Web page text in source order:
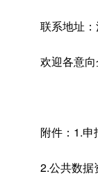
联系地址：
欢迎各意向
附件 ： 1.申
2.公共数据